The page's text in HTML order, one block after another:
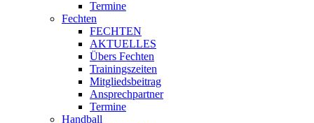
Termine
Fechten
FECHTEN
AKTUELLES
Übers Fechten
Trainingszeiten
Mitgliedsbeitrag
Ansprechpartner
Termine
Handball